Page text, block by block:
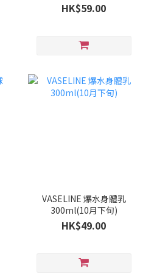
HK$59.00
VASELINE 爆水身體乳
300ml(10月下旬)
HK$49.00